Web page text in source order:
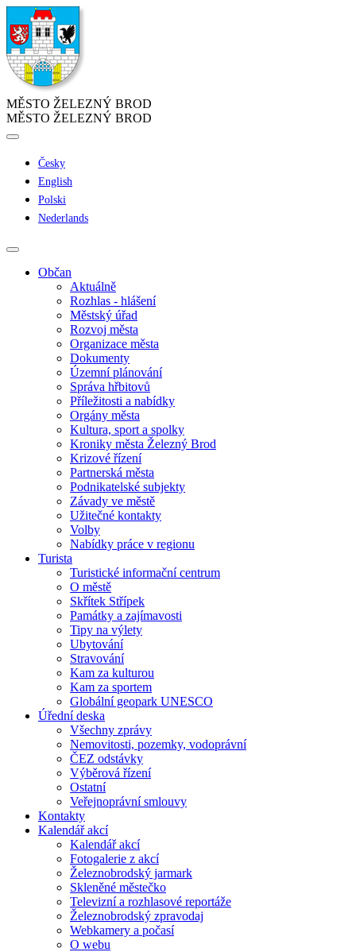
MĚSTO ŽELEZNÝ BROD
MĚSTO ŽELEZNÝ BROD
Česky
English
Polski
Nederlands
Občan
Aktuálně
Rozhlas - hlášení
Městský úřad
Rozvoj města
Organizace města
Dokumenty
Územní plánování
Správa hřbitovů
Příležitosti a nabídky
Orgány města
Kultura, sport a spolky
Kroniky města Železný Brod
Krizové řízení
Partnerská města
Podnikatelské subjekty
Závady ve městě
Užitečné kontakty
Volby
Nabídky práce v regionu
Turista
Turistické informační centrum
O městě
Skřítek Střípek
Památky a zajímavosti
Tipy na výlety
Ubytování
Stravování
Kam za kulturou
Kam za sportem
Globální geopark UNESCO
Úřední deska
Všechny zprávy
Nemovitosti, pozemky, vodoprávní
ČEZ odstávky
Výběrová řízení
Ostatní
Veřejnoprávní smlouvy
Kontakty
Kalendář akcí
Kalendář akcí
Fotogalerie z akcí
Železnobrodský jarmark
Skleněné městečko
Televizní a rozhlasové reportáže
Železnobrodský zpravodaj
Webkamery a počasí
O webu